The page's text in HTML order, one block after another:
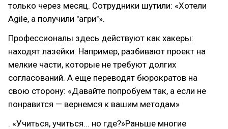
только через месяц. Сотрудники шутили: «Хотели
Agile, а получили "агри"».
Профессионалы здесь действуют как хакеры:
находят лазейки. Например, разбивают проект на
мелкие части, которые не требуют долгих
согласований. А еще переводят бюрократов на
свою сторону: «Давайте попробуем так, а если не
понравится — вернемся к вашим методам»
. «Учиться, учиться... но где?»Раньше многие